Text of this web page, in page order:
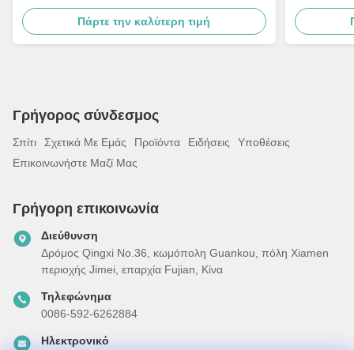
Πάρτε την καλύτερη τιμή
στη
Γρήγορος σύνδεσμος
Σπίτι Σχετικά Με Εμάς Προϊόντα Ειδήσεις
Υποθέσεις
Επικοινωνήστε Μαζί Μας
Γρήγορη επικοινωνία
Διεύθυνση
Δρόμος Qingxi No.36, κωμόπολη Guankou, πόλη Xiamen
περιοχής Jimei, επαρχία Fujian, Κίνα
Τηλεφώνημα
0086-592-6262884
Ηλεκτρονικό